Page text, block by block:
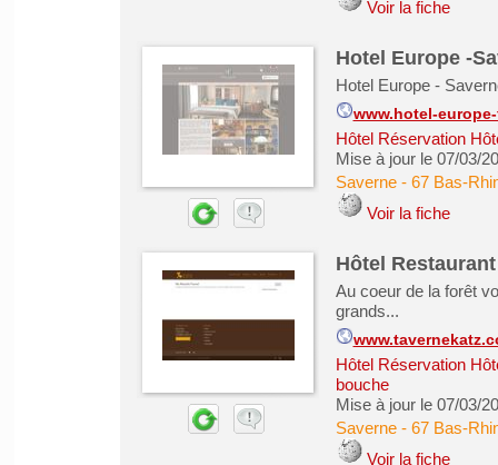
Voir la fiche
Hotel Europe -
Hotel Europe -
www.hotel-
Hôtel Réservation
Mise à jour le 07/03/
Saverne- 67 Bas-
Voir la fiche
Hôtel
Au coeur de la forêt
grands...
Hôtel Réservation
bouche
Mise à jour le 07/03/
Saverne- 67 Bas-
Voir la fiche